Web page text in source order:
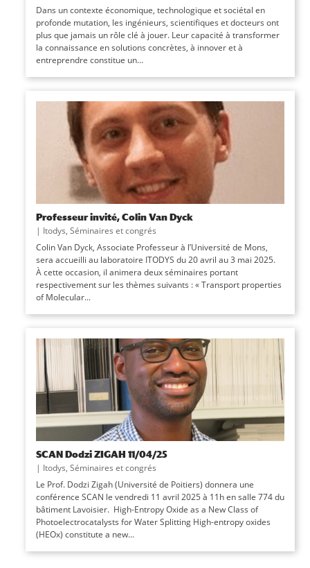
Dans un contexte économique, technologique et sociétal en
profonde mutation, les ingénieurs, scientifiques et docteurs ont
plus que jamais un rôle clé à jouer. Leur capacité à transformer
la connaissance en solutions concrètes, à innover et à
entreprendre constitue un...
Professeur invité, Colin Van Dyck
| Itodys, Séminaires et congrés
Colin Van Dyck, Associate Professeur à l’Université de Mons,
sera accueilli au laboratoire ITODYS du 20 avril au 3 mai 2025.
À cette occasion, il animera deux séminaires portant
respectivement sur les thèmes suivants : « Transport properties
of Molecular...
SCAN Dodzi ZIGAH 11/04/25
| Itodys, Séminaires et congrés
Le Prof. Dodzi Zigah (Université de Poitiers) donnera une
conférence SCAN le vendredi 11 avril 2025 à 11h en salle 774 du
bâtiment Lavoisier. High-Entropy Oxide as a New Class of
Photoelectrocatalysts for Water Splitting High-entropy oxides
(HEOx) constitute a new...